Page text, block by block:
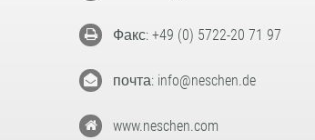
Факс: +49 (0) 5722-20 71 97
почта: info@neschen.de
www.neschen.com